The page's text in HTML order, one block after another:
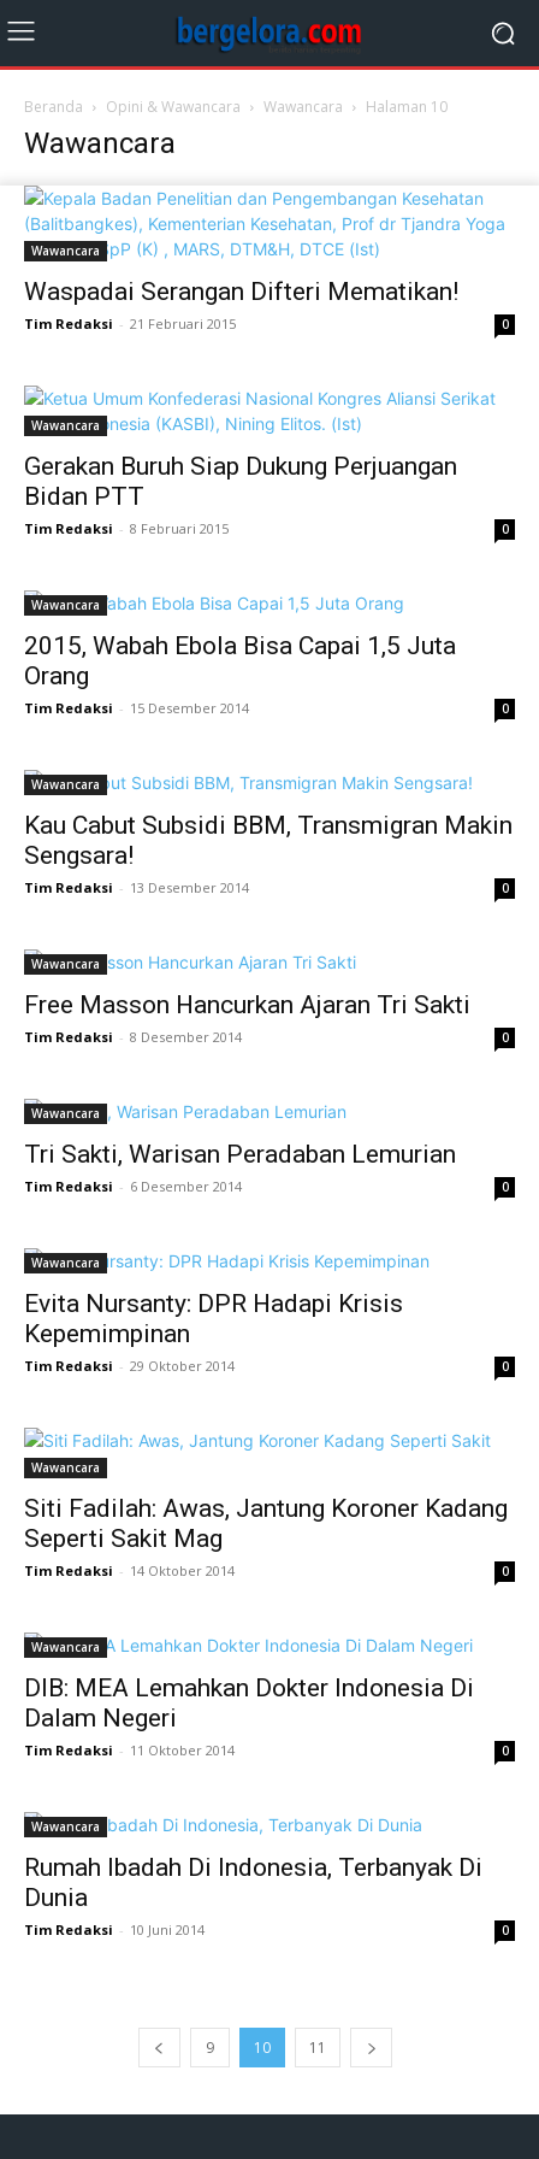
Beranda Opini & Wawancara Wawancara Halaman 10
Wawancara
Wawancara
Waspadai Serangan Difteri Mematikan!
Tim Redaksi - 21 Februari 2015 0
Wawancara
Gerakan Buruh Siap Dukung Perjuangan
Bidan PTT
Tim Redaksi - 8 Februari 2015 0
Wawancara
2015, Wabah Ebola Bisa Capai 1,5 Juta
Orang
Tim Redaksi - 15 Desember 2014 0
Wawancara
Kau Cabut Subsidi BBM, Transmigran Makin
Sengsara!
Tim Redaksi - 13 Desember 2014 0
Wawancara
Free Masson Hancurkan Ajaran Tri Sakti
Tim Redaksi - 8 Desember 2014 0
Wawancara
Tri Sakti, Warisan Peradaban Lemurian
Tim Redaksi - 6 Desember 2014 0
Wawancara
Evita Nursanty: DPR Hadapi Krisis
Kepemimpinan
Tim Redaksi - 29 Oktober 2014 0
Wawancara
Siti Fadilah: Awas, Jantung Koroner Kadang
Seperti Sakit Mag
Tim Redaksi - 14 Oktober 2014 0
Wawancara
DIB: MEA Lemahkan Dokter Indonesia Di
Dalam Negeri
Tim Redaksi - 11 Oktober 2014 0
Wawancara
Rumah Ibadah Di Indonesia, Terbanyak Di
Dunia
Tim Redaksi - 10 Juni 2014 0
9 10 11